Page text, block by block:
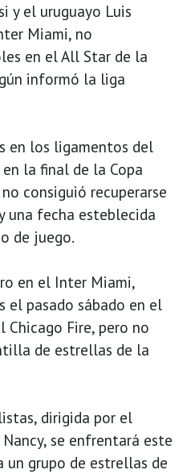
y el uruguayo Luis
Miami, no
en el All Star de la
informó la liga
en los ligamentos del
la final de la Copa
consiguió recuperarse
una fecha esteblecida
de juego.
en el Inter Miami,
pasado sábado en el
Fire, pero no
de estrellas de la
dirigida por el
se enfrentará este
un grupo de estrellas de